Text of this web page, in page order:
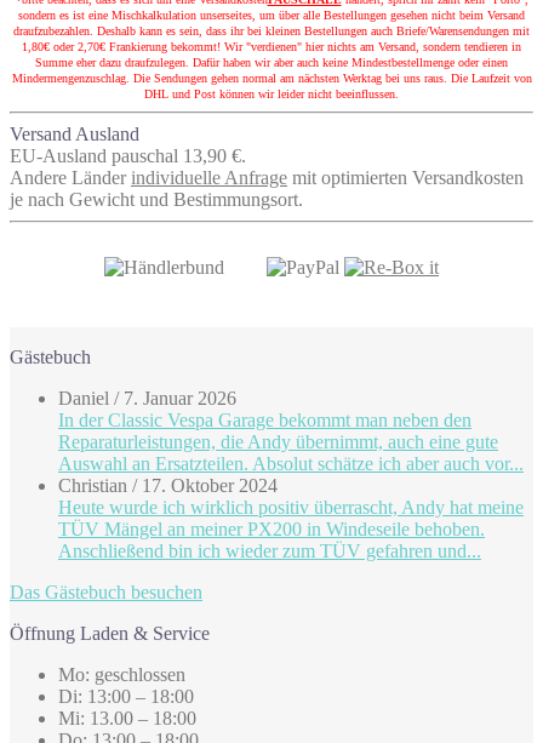
sondern es ist eine Mischkalkulation unserseites, um über alle Bestellungen gesehen nicht beim Versand
draufzubezahlen. Deshalb kann es sein, dass ihr bei kleinen Bestellungen auch Briefe/Warensendungen mit
1,80€ oder 2,70€ Frankierung bekommt! Wir "verdienen" hier nichts am Versand, sondern tendieren in
Summe eher dazu draufzulegen. Dafür haben wir aber auch keine Mindestbestellmenge oder einen
Mindermengenzuschlag. Die Sendungen gehen normal am nächsten Werktag bei uns raus. Die Laufzeit von
DHL und Post können wir leider nicht beeinflussen.
Versand Ausland
EU-Ausland pauschal 13,90 €.
Andere Länder individuelle Anfrage mit optimierten Versandkosten
je nach Gewicht und Bestimmungsort.
Gästebuch
Daniel / 7. Januar 2026
In der Classic Vespa Garage bekommt man neben den
Reparaturleistungen, die Andy übernimmt, auch eine gute
Auswahl an Ersatzteilen. Absolut schätze ich aber auch vor...
Christian / 17. Oktober 2024
Heute wurde ich wirklich positiv überrascht, Andy hat meine
TÜV Mängel an meiner PX200 in Windeseile behoben.
Anschließend bin ich wieder zum TÜV gefahren und...
Das Gästebuch besuchen
Öffnung Laden & Service
Mo: geschlossen
Di: 13:00 – 18:00
Mi: 13.00 – 18:00